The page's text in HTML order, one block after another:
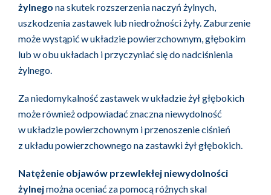
żylnego na skutek rozszerzenia naczyń żylnych,
uszkodzenia zastawek lub niedrożności żyły. Zaburzenie
może wystąpić w układzie powierzchownym, głębokim
lub w obu układach i przyczyniać się do nadciśnienia
żylnego.
Za niedomykalność zastawek w układzie żył głębokich
może również odpowiadać znaczna niewydolność
w układzie powierzchownym i przenoszenie ciśnień
z układu powierzchownego na zastawki żył głębokich.
Natężenie objawów przewlekłej niewydolności
żylnejmożna oceniać za pomocą różnych skal